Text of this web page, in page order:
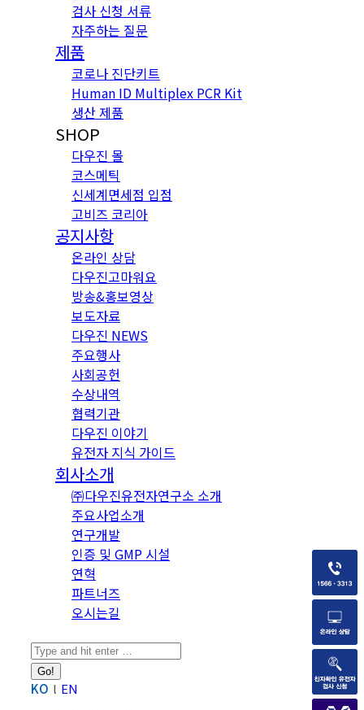
검사 신청 서류
자주하는 질문
제품
코로나 진단키트
Human ID Multiplex PCR Kit
생산 제품
SHOP
다우진 몰
코스메틱
신세계면세점 입점
고비즈 코리아
공지사항
온라인 상담
다우진고마워요
방송&홍보영상
보도자료
다우진 NEWS
주요행사
사회공헌
수상내역
협력기관
다우진 이야기
유전자 지식 가이드
회사소개
㈜다우진유전자연구소 소개
주요사업소개
연구개발
인증 및 GMP 시설
연혁
파트너즈
오시는길
Search:
KO EN